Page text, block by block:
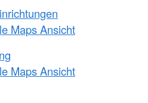
Maps Ansicht
Maps Ansicht